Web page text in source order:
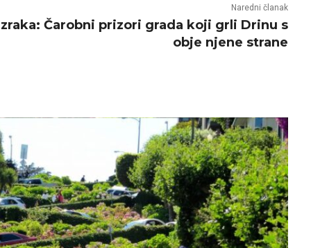
Naredni članak
Čarobni prizori grada koji grli Drinu s
obje njene strane